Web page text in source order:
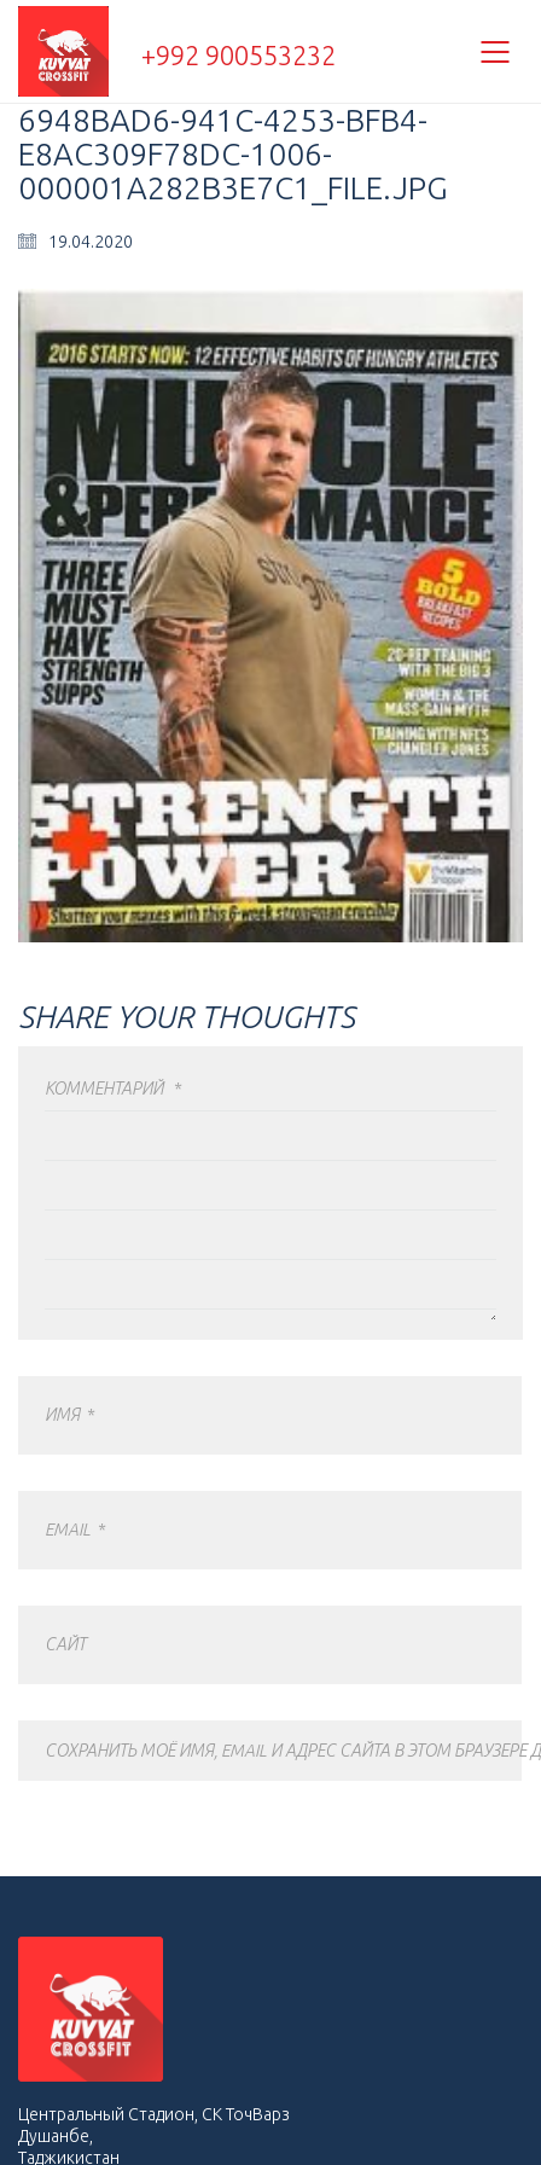
+992 900553232
6948BAD6-941C-4253-BFB4-
E8AC309F78DC-1006-
000001A282B3E7C1_FILE.JPG
19.04.2020
SHARE YOUR THOUGHTS
КОММЕНТАРИЙ *
ИМЯ *
EMAIL *
САЙТ
СОХРАНИТЬ МОЁ ИМЯ, EMAIL И АДРЕС САЙТА В ЭТОМ
Центральный Стадион, СК ТочВарз
Душанбе,
Таджикистан